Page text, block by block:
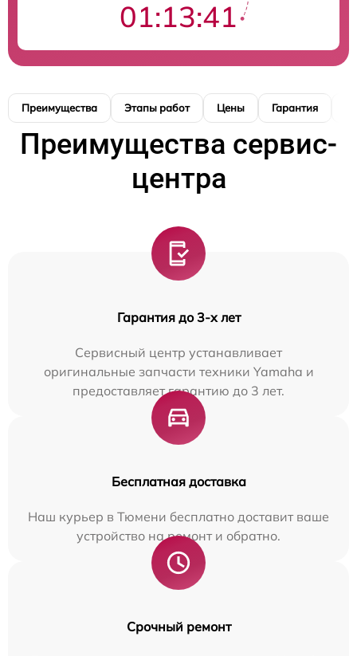
01:13:40
Преимущества Этапы работ Цены Гарантия
Преимущества сервис-
центра
Гарантия до 3-х лет
Сервисный центр устанавливает
оригинальные запчасти техники Yamaha и
предоставляет гарантию до 3 лет.
Бесплатная доставка
Наш курьер в Тюмени бесплатно доставит ваше
устройство на ремонт и обратно.
Срочный ремонт